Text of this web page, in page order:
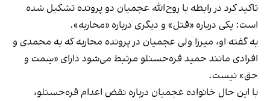
تاکید کرد در رابطه با روح‌الله عجمیان دو پرونده تشکیل شده
است: یکی درباره «قتل» و دیگری درباره «محاربه».
به گفته او، میرزا ولی‌ عجمیان در پرونده محاربه که به محمدی و
افرادی مانند حمید قره‌حسنلو مرتبط می‌شود دارای «سِمت و
حق» نیست.
با این‌ حال خانواده عجمیان درباره نقض اعدام قره‌حسنلو،